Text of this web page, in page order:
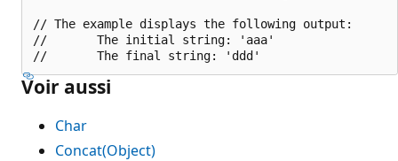
// The example displays the following output:
//       The initial string: 'aaa'
Voir aussi
Char
Concat(Object)